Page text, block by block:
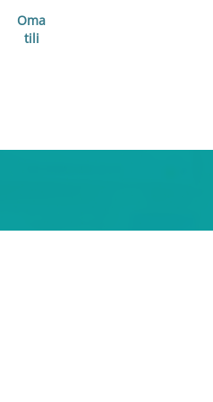
Oma
tili